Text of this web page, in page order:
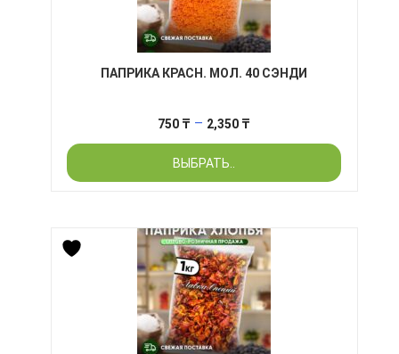
ПАПРИКА КРАСН. МОЛ. 40 СЭНДИ
750 ₸ – 2,350 ₸
цен:
–
ВЫБРАТЬ..